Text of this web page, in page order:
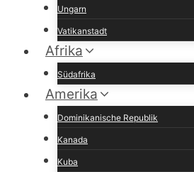
Ungarn
Vatikanstadt
Afrika
Südafrika
Amerika
Dominikanische Republik
Kanada
Kuba